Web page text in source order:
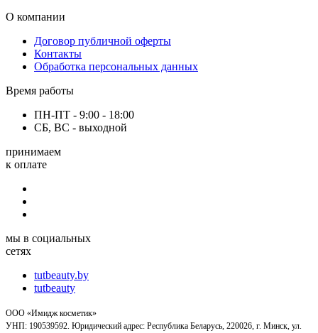
О компании
Договор публичной оферты
Контакты
Обработка персональных данных
Время работы
ПН-ПТ - 9:00 - 18:00
СБ, ВС - выходной
принимаем
к оплате
мы в социальных
сетях
tutbeauty.by
tutbeauty
ООО «Имидж косметик»
УНП: 190539592. Юридический адрес: Республика Беларусь, 220026, г. Минск, ул.